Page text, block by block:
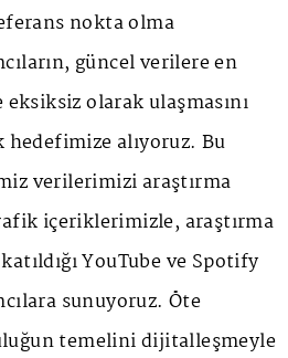
nokta olma
güncel verilere en
eksiksiz olarak ulaşmasını
alıyoruz. Bu
verilerimizi araştırma
içeriklerimizle, araştırma
YouTube ve Spotify
sunuyoruz. Öte
temelini dijitalleşmeyle